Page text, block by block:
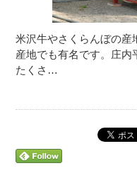
米沢牛やさくらんぼの産
産地でも有名です。庄内
たくさ…